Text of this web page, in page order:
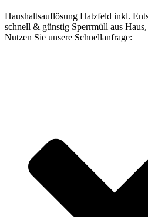
Haushaltsauflösung Hatzfeld inkl.
schnell & günstig Sperrmüll aus
Nutzen Sie unsere Schnellanfrage: